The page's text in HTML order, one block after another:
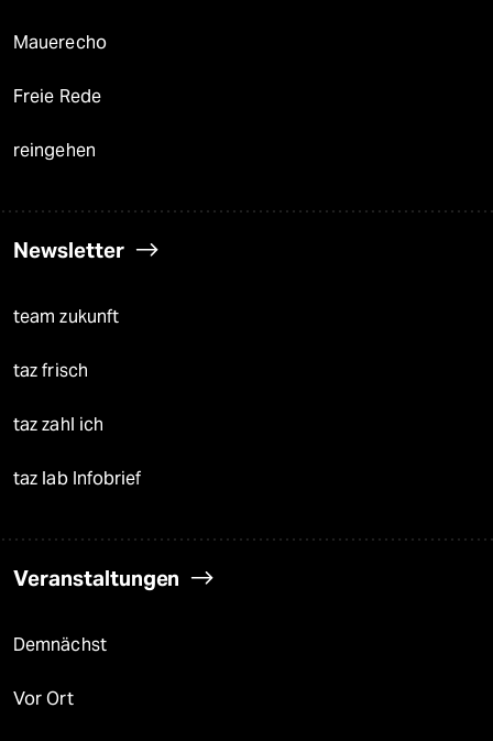
Mauerecho
Freie Rede
reingehen
Newsletter
team zukunft
taz frisch
taz zahl ich
taz lab Infobrief
Veranstaltungen
Demnächst
Vor Ort